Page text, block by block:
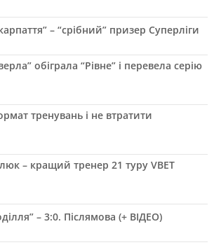
– “срібний” призер Суперліги
обіграла “Рівне” і перевела серію
тренувань і не втратити
– кращий тренер 21 туру VBET
– 3:0. Післямова (+ ВІДЕО)